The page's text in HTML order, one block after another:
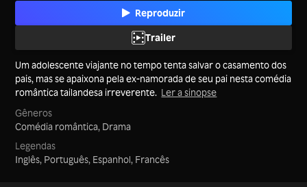
Reproduzir
Trailer
Um adolescente viajante no tempo tenta salvar o casamento dos
pais, mas se apaixona pela ex-namorada de seu pai nesta comédia
romântica tailandesa irreverente. Ler a sinopse
Gêneros
Comédia romântica, Drama
Legendas
Inglês, Português, Espanhol, Francês